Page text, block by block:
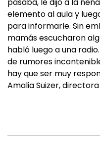
elemento al aula y
para informarle. Sin
mamás escucharon
habló luego a una
de rumores
hay que ser muy
Amalia Suizer,